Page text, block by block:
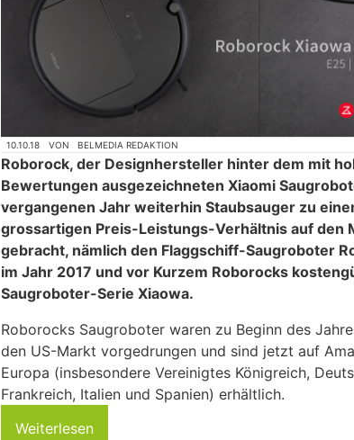
10.10.18 VON BELMEDIA REDAKTION
Roborock, der Designhersteller hinter dem mit
Bewertungen ausgezeichneten Xiaomi
vergangenen Jahr weiterhin Staubsauger zu
grossartigen Preis-Leistungs-Verhältnis auf den
gebracht, nämlich den Flaggschiff-Saugroboter
im Jahr 2017 und vor Kurzem Roborocks
Saugroboter-Serie Xiaowa.
Roborocks Saugroboter waren zu Beginn des
den US-Markt vorgedrungen und sind jetzt auf
Europa (insbesondere Vereinigtes Königreich,
Frankreich, Italien und Spanien) erhältlich.
Weiterlesen